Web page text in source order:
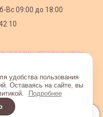
Вс 09:00 до 18:00
10
указаны оптовые цены,
на InSales
удобства пользования
Оставаясь на сайте, вы
Подробнее